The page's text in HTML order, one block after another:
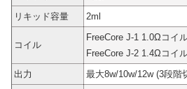
リキッド容量
2ml
コイル
FreeCore J-1 1.0Ωコイ
FreeCore J-2 1.4Ωコイ
出力
最大8w/10w/12w (3段階